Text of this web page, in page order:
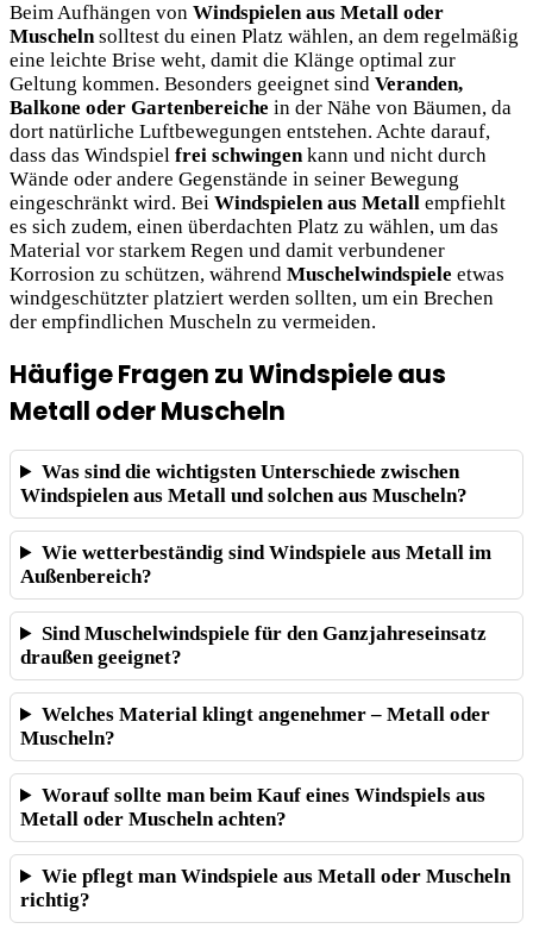
Beim Aufhängen von Windspielen aus Metall oder
Muschelnsolltest du einen Platz wählen, an dem regelmäßig
eine leichte Brise weht, damit die Klänge optimal zur
Geltung kommen. Besonders geeignet sind Veranden,
Balkone oder Gartenbereiche in der Nähe von Bäumen, da
dort natürliche Luftbewegungen entstehen. Achte darauf,
dass das Windspiel frei schwingenkann und nicht durch
Wände oder andere Gegenstände in seiner Bewegung
eingeschränkt wird. Bei Windspielen aus Metall empfiehlt
es sich zudem, einen überdachten Platz zu wählen, um das
Material vor starkem Regen und damit verbundener
Korrosion zu schützen, während Muschelwindspiele etwas
windgeschützter platziert werden sollten, um ein Brechen
der empfindlichen Muscheln zu vermeiden.
Häufige Fragen zu Windspiele aus
Metall oder Muscheln
Was sind die wichtigsten Unterschiede zwischen
Windspielen aus Metall und solchen aus Muscheln?
Wie wetterbeständig sind Windspiele aus Metall im
Außenbereich?
Sind Muschelwindspiele für den Ganzjahreseinsatz
draußen geeignet?
Welches Material klingt angenehmer – Metall oder
Muscheln?
Worauf sollte man beim Kauf eines Windspiels aus
Metall oder Muscheln achten?
Wie pflegt man Windspiele aus Metall oder Muscheln
richtig?